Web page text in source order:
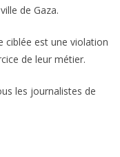
de Gaza.
ciblée est une violation
de leur métier.
les journalistes de